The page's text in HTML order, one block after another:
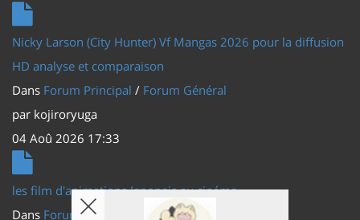
Nicky Larson (City Hunter) Vf Mangas 2026 pour la diffusion
HD analyse et comparaison
Dans Forum Principal / Forum Général
par kojiroryuga
04 Aoû 2026 17:33
les film d'animations Japonais au cinéma
Dans Forum Principal Actus (TV, vidéo, web)